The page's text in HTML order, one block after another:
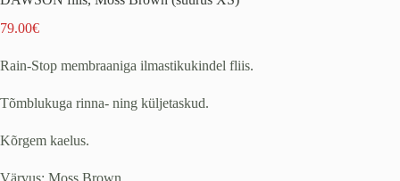
79.00€
Rain-Stop membraaniga ilmastikukindel fliis.
Tõmblukuga rinna- ning küljetaskud.
Kõrgem kaelus.